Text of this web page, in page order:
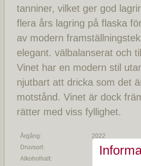
tanniner, vilket ger god
flera års lagring på flaska
av modern
elegant. välbalanserat och
Vinet har en modern stil
njutbart att dricka som det
motstånd. Vinet är dock
rätter med viss fyllighet.
Årgång:
2022
Druvsort:
100 % Aglianico
Alkoholhalt: